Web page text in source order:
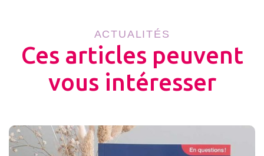
ACTUALITÉS
Ces articles peuvent
vous intéresser